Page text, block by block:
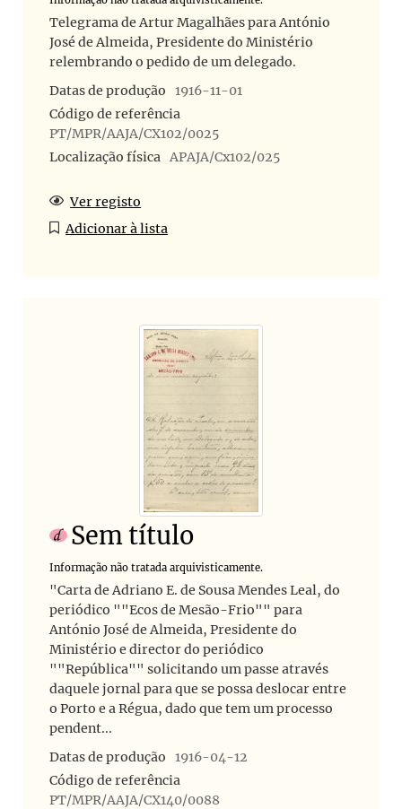
Telegrama de Artur Magalhães para António
José de Almeida, Presidente do Ministério
relembrando o pedido de um delegado.
Datas de produção
1916-11-01
Código de referência
PT/MPR/AAJA/CX102/0025
Localização física APAJA/Cx102/025
Ver registo
Adicionar à lista
Sem título
Informação não tratada arquivisticamente.
"Carta de Adriano E. de Sousa Mendes Leal, do
periódico ""Ecos de Mesão-Frio"" para
António José de Almeida, Presidente do
Ministério e director do periódico
""República"" solicitando um passe através
daquele jornal para que se possa deslocar entre
o Porto e a Régua, dado que tem um processo
pendent...
Datas de produção
1916-04-12
Código de referência
PT/MPR/AAJA/CX140/0088